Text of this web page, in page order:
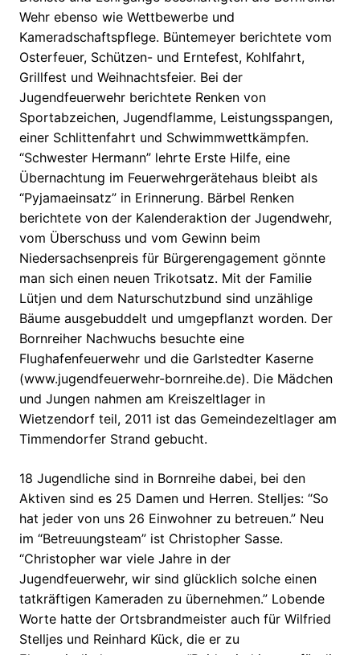
Wehr ebenso wie Wettbewerbe und
Kameradschaftspflege. Büntemeyer berichtete vom
Osterfeuer, Schützen- und Erntefest, Kohlfahrt,
Grillfest und Weihnachtsfeier. Bei der
Jugendfeuerwehr berichtete Renken von
Sportabzeichen, Jugendflamme, Leistungsspangen,
einer Schlittenfahrt und Schwimmwettkämpfen.
“Schwester Hermann” lehrte Erste Hilfe, eine
Übernachtung im Feuerwehrgerätehaus bleibt als
“Pyjamaeinsatz” in Erinnerung. Bärbel Renken
berichtete von der Kalenderaktion der Jugendwehr,
vom Überschuss und vom Gewinn beim
Niedersachsenpreis für Bürgerengagement gönnte
man sich einen neuen Trikotsatz. Mit der Familie
Lütjen und dem Naturschutzbund sind unzählige
Bäume ausgebuddelt und umgepflanzt worden. Der
Bornreiher Nachwuchs besuchte eine
Flughafenfeuerwehr und die Garlstedter Kaserne
(www.jugendfeuerwehr-bornreihe.de). Die Mädchen
und Jungen nahmen am Kreiszeltlager in
Wietzendorf teil, 2011 ist das Gemeindezeltlager am
Timmendorfer Strand gebucht.
18 Jugendliche sind in Bornreihe dabei, bei den
Aktiven sind es 25 Damen und Herren. Stelljes: “So
hat jeder von uns 26 Einwohner zu betreuen.” Neu
im “Betreuungsteam” ist Christopher Sasse.
“Christopher war viele Jahre in der
Jugendfeuerwehr, wir sind glücklich solche einen
tatkräftigen Kameraden zu übernehmen.” Lobende
Worte hatte der Ortsbrandmeister auch für Wilfried
Stelljes und Reinhard Kück, die er zu